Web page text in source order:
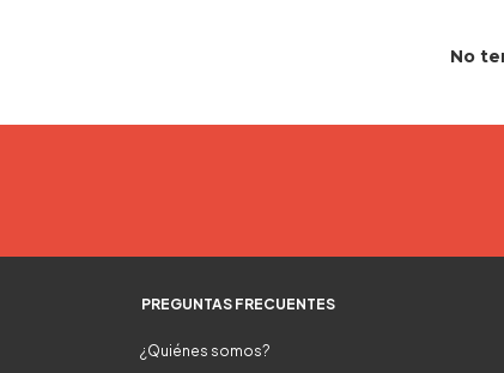
No
PREGUNTAS FRECUENTES
¿Quiénes somos?